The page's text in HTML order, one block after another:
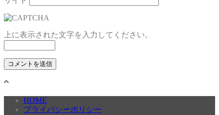
上に表示された文字を入力してください。
HOME
プライバシーポリシー